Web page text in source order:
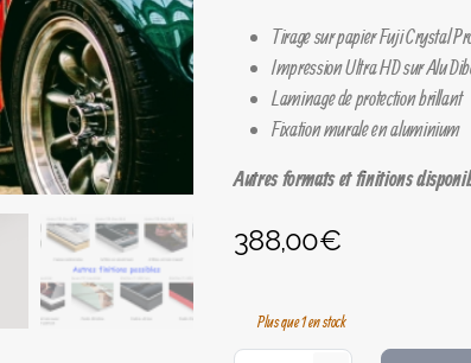
Tirage sur papier Fuji Crystal
Impression Ultra HD sur Alu
Laminage de protection brillant
Fixation murale en aluminium
Autres formats et finitions
388,00€
Plus que 1 en stock